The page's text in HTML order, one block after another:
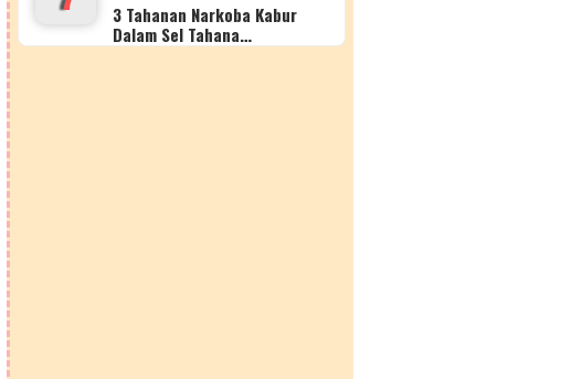
3 Tahanan Narkoba Kabur
Dalam Sel Tahana…